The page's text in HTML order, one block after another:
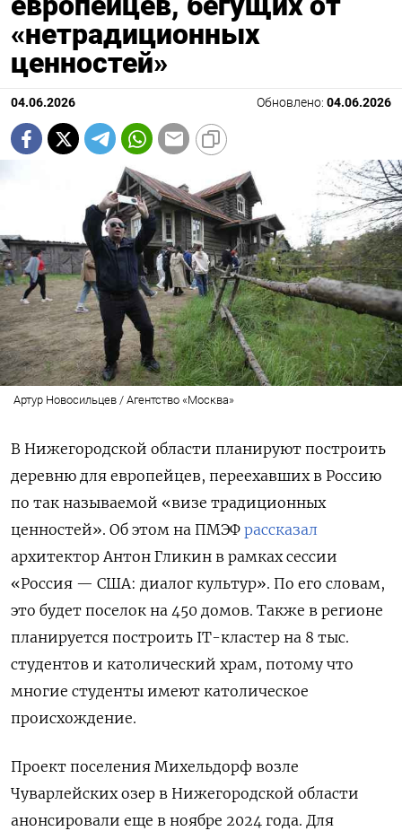
«нетрадиционных
ценностей»
04.06.2026 Обновлено: 04.06.2026
Артур Новосильцев / Агентство «Москва»
В Нижегородской области планируют построить
деревню для европейцев, переехавших в Россию
по так называемой «визе традиционных
ценностей». Об этом на ПМЭФ рассказал
архитектор Антон Гликин в рамках сессии
«Россия — США: диалог культур». По его словам,
это будет поселок на 450 домов. Также в регионе
планируется построить IT-кластер на 8 тыс.
студентов и католический храм, потому что
многие студенты имеют католическое
происхождение.
Проект поселения Михельдорф возле
Чуварлейских озер в Нижегородской области
анонсировали еще в ноябре 2024 года. Для